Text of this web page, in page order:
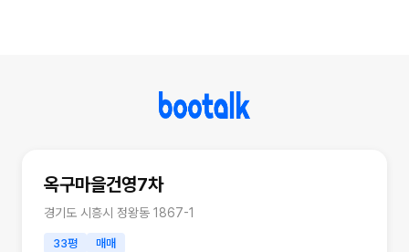
옥구마을건영7차
경기도 시흥시 정왕동 1867-1
33평 매매